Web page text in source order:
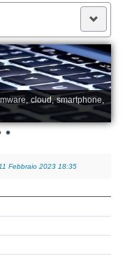
cloud, smartphone,
Febbraio 2023 18:35